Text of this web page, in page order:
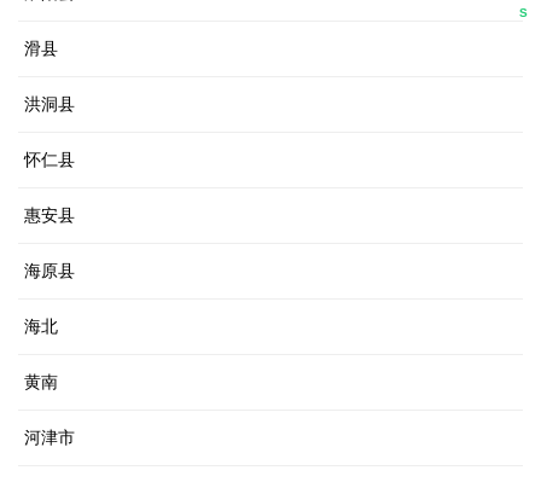
滑县
洪洞县
怀仁县
惠安县
海原县
海北
黄南
河津市
S